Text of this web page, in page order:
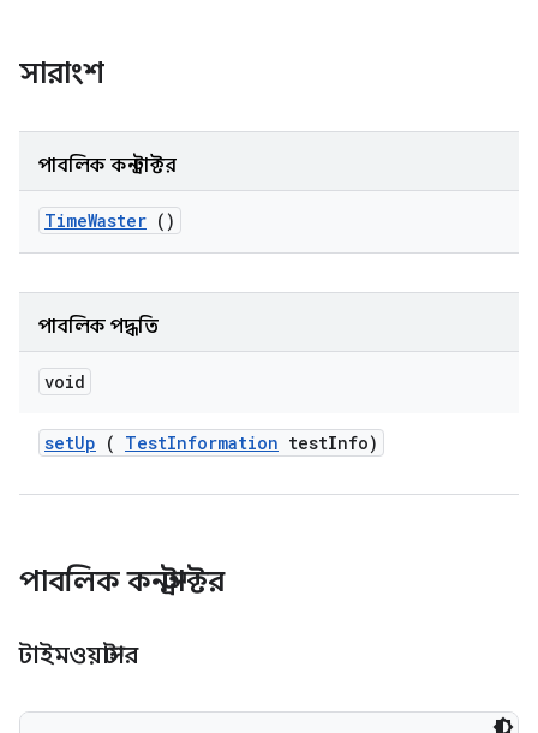
সারাংশ
পাবলিক কনস্ট্রাক্টর
TimeWaster ()
পাবলিক পদ্ধতি
void
setUp ( TestInformation testInfo)
পাবলিক কনস্ট্রাক্টর
টাইমওয়াস্টার